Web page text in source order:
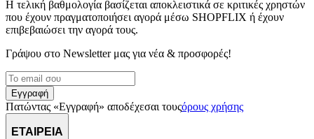
Η τελική βαθμολογία βασίζεται αποκλειστικά σε κριτικές χρηστών
που έχουν πραγματοποιήσει αγορά μέσω SHOPFLIX ή έχουν
επιβεβαιώσει την αγορά τους.
Γράψου στο Νewsletter μας για νέα & προσφορές!
Εγγραφή
Πατώντας «Εγγραφή» αποδέχεσαι τουςόρους χρήσης
ΕΤΑΙΡΕΙΑ